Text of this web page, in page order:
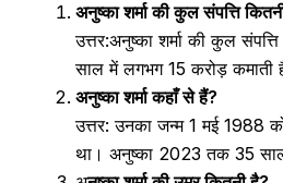
अनुष्का शर्मा की कुल संपत्ति
उत्तर:अनुष्का शर्मा की कुल
साल में लगभग 15 करोड़ कमाती
अनुष्का शर्मा कहाँ से हैं?
उत्तर: उनका जन्म 1 मई 1988
था। अनुष्का 2023 तक 35